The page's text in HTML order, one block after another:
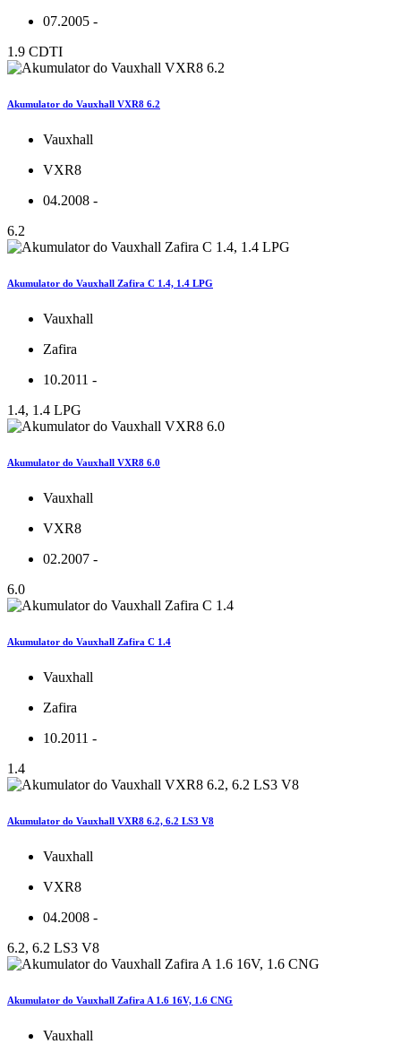
07.2005 -
1.9 CDTI
Akumulator do Vauxhall VXR8 6.2
Vauxhall
VXR8
04.2008 -
6.2
Akumulator do Vauxhall Zafira C 1.4, 1.4 LPG
Vauxhall
Zafira
10.2011 -
1.4, 1.4 LPG
Akumulator do Vauxhall VXR8 6.0
Vauxhall
VXR8
02.2007 -
6.0
Akumulator do Vauxhall Zafira C 1.4
Vauxhall
Zafira
10.2011 -
1.4
Akumulator do Vauxhall VXR8 6.2, 6.2 LS3 V8
Vauxhall
VXR8
04.2008 -
6.2, 6.2 LS3 V8
Akumulator do Vauxhall Zafira A 1.6 16V, 1.6 CNG
Vauxhall